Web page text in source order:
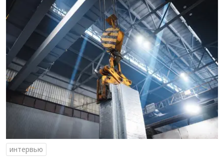
интервью